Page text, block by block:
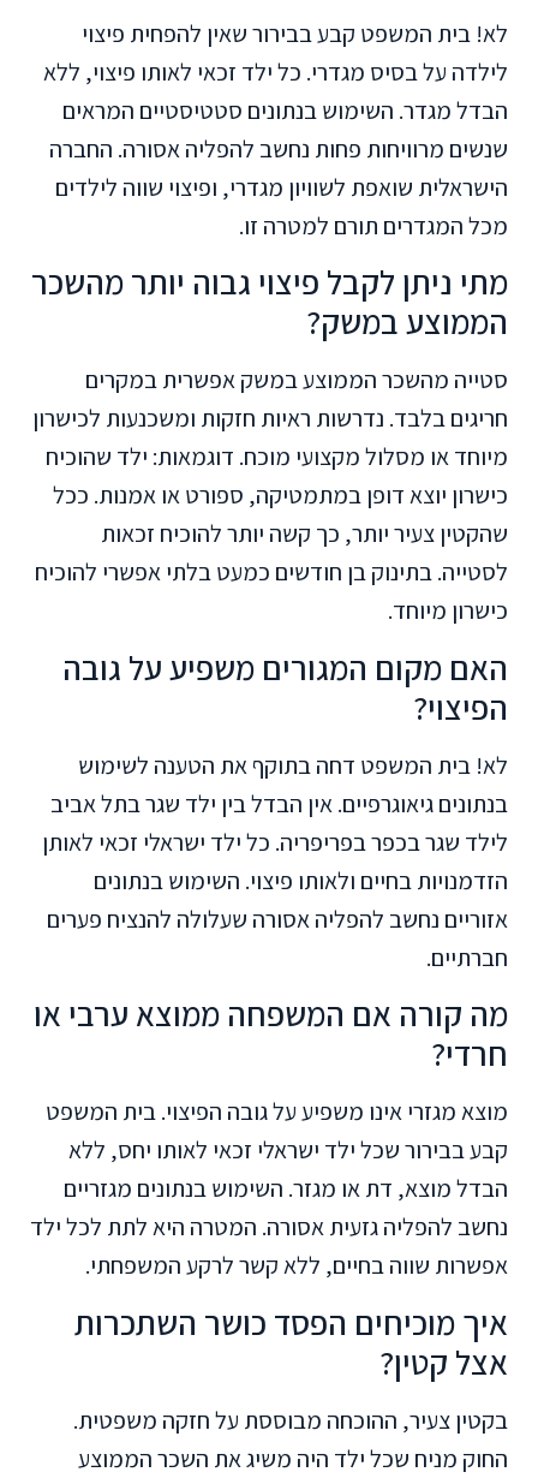
לא! בית המשפט קבע בבירור שאין להפחית פיצוי
לילדה על בסיס מגדרי. כל ילד זכאי לאותו פיצוי, ללא
הבדל מגדר. השימוש בנתונים סטטיסטיים המראים
שנשים מרוויחות פחות נחשב להפליה אסורה. החברה
הישראלית שואפת לשוויון מגדרי, ופיצוי שווה לילדים
מכל המגדרים תורם למטרה זו.
מתי ניתן לקבל פיצוי גבוה יותר מהשכר
הממוצע במשק?
סטייה מהשכר הממוצע במשק אפשרית במקרים
חריגים בלבד. נדרשות ראיות חזקות ומשכנעות לכישרון
מיוחד או מסלול מקצועי מוכח. דוגמאות: ילד שהוכיח
כישרון יוצא דופן במתמטיקה, ספורט או אמנות. ככל
שהקטין צעיר יותר, כך קשה יותר להוכיח זכאות
לסטייה. בתינוק בן חודשים כמעט בלתי אפשרי להוכיח
כישרון מיוחד.
האם מקום המגורים משפיע על גובה
הפיצוי?
לא! בית המשפט דחה בתוקף את הטענה לשימוש
בנתונים גיאוגרפיים. אין הבדל בין ילד שגר בתל אביב
לילד שגר בכפר בפריפריה. כל ילד ישראלי זכאי לאותן
הזדמנויות בחיים ולאותו פיצוי. השימוש בנתונים
אזוריים נחשב להפליה אסורה שעלולה להנציח פערים
חברתיים.
מה קורה אם המשפחה ממוצא ערבי או
חרדי?
מוצא מגזרי אינו משפיע על גובה הפיצוי. בית המשפט
קבע בבירור שכל ילד ישראלי זכאי לאותו יחס, ללא
הבדל מוצא, דת או מגזר. השימוש בנתונים מגזריים
נחשב להפליה גזעית אסורה. המטרה היא לתת לכל ילד
אפשרות שווה בחיים, ללא קשר לרקע המשפחתי.
איך מוכיחים הפסד כושר השתכרות
אצל קטין?
בקטין צעיר, ההוכחה מבוססת על חזקה משפטית.
החוק מניח שכל ילד היה משיג את השכר הממוצע